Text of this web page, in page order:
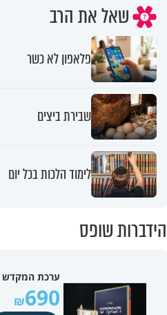
שאל את הרב
פלאפון לא כשר
שבירת ביצים
לימוד הלכות בכל יום
הידברות שופס
ערכת המקדש
690